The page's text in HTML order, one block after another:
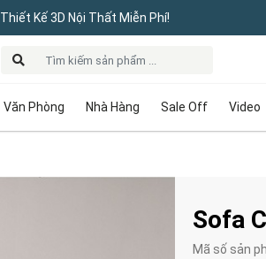
Thiết Kế 3D Nội Thất Miễn Phí!
Văn Phòng Nhà Hàng Sale Off Video
Sofa
Mã số sản